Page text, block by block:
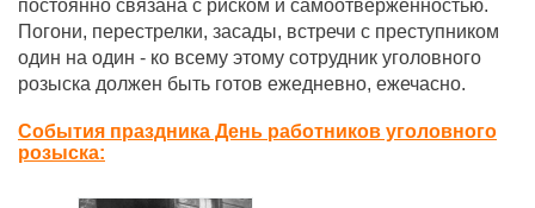
постоянно связана с риском и самоотверженностью.
Погони, перестрелки, засады, встречи с преступником
один на один - ко всему этому сотрудник уголовного
розыска должен быть готов ежедневно, ежечасно.
События праздника День работников уголовного
розыска: